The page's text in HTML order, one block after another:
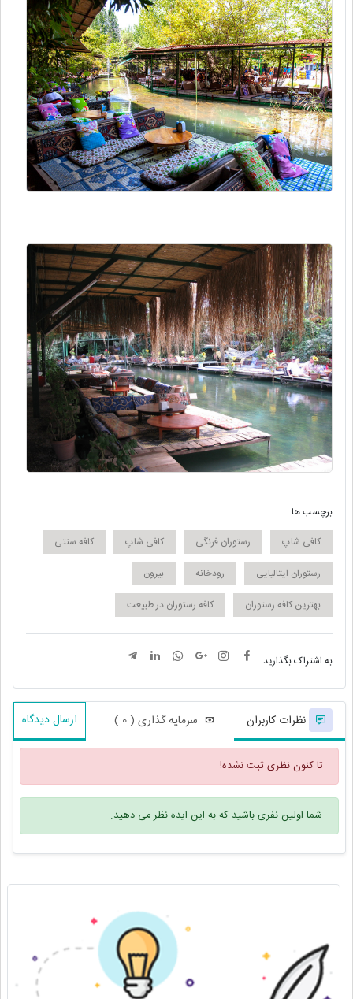
برچسب ها
کافی شاپ
رستوران فرنگی کافی شاپ
کافه سنتی
رستوران ایتالیایی
رودخانه
بیرون
بهترین کافه رستوران
کافه رستوران در طبیعت
به اشتراک بگذارید
نظرات کاربران سرمایه گذاری ( 0 ) ارسال دیدگاه
تا کنون نظری ثبت نشده!
شما اولین نفری باشید که به این ایده نظر می دهید.